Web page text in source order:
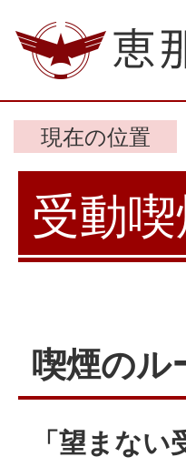
現在の位置
受動
喫煙のル
「望まな